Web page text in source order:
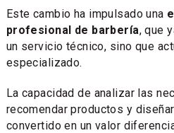
Este cambio ha impulsado una
profesional de barbería, que
un servicio técnico, sino que
especializado.
La capacidad de analizar las
recomendar productos y
convertido en un valor